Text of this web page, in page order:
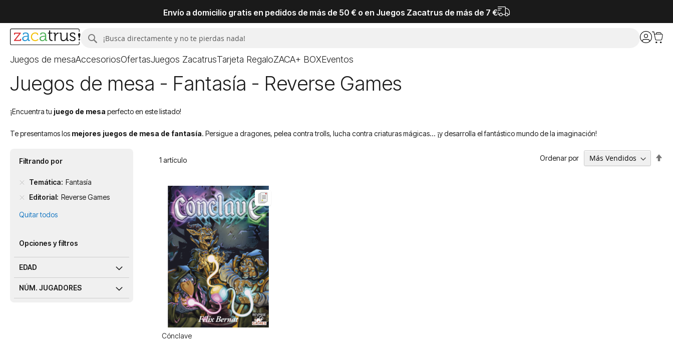
Envío a domicilio gratis en pedidos de más de 50 € o en Juegos Zacatrus de más de 7 €
Buscar
Juegos de mesaAccesoriosOfertasJuegos ZacatrusTarjeta RegaloZACA+ BOXEventos
Juegos de mesa - Fantasía - Reverse Games
¡Encuentra tu juego de mesa perfecto en este listado!
Te presentamos los mejores juegos de mesa de fantasía. Persigue a dragones, pelea contra trolls, lucha contra criaturas mágicas... ¡y desarrolla el fantástico mundo de la imaginación!
1 artículo Ordenar por
Cónclave
Filtrando por
Temática Fantasía
Editorial Reverse Games
Quitar todos
Opciones y filtros
EDAD
NÚM. JUGADORES